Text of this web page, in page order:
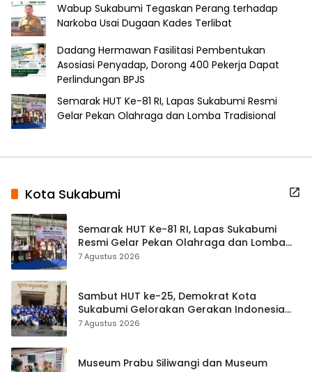
Wabup Sukabumi Tegaskan Perang terhadap
Narkoba Usai Dugaan Kades Terlibat
Dadang Hermawan Fasilitasi Pembentukan
Asosiasi Penyadap, Dorong 400 Pekerja Dapat
Perlindungan BPJS
Semarak HUT Ke-81 RI, Lapas Sukabumi Resmi
Gelar Pekan Olahraga dan Lomba Tradisional
Kota Sukabumi
Semarak HUT Ke-81 RI, Lapas Sukabumi
Resmi Gelar Pekan Olahraga dan Lomba
Tradisional
7 Agustus 2026
Sambut HUT ke-25, Demokrat Kota
Sukabumi Gelorakan Gerakan Indonesia
ASRI Lewat Aksi Bersih Masjid Agung
7 Agustus 2026
Museum Prabu Siliwangi dan Museum